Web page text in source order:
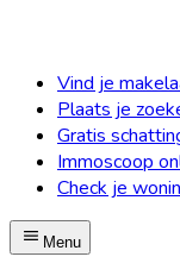
Vind je
Plaats je
Gratis
Immoscoop
Check je
Menu